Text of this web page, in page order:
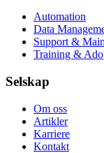
Automation
Data
Support &
Training &
Selskap
Om oss
Artikler
Karriere
Kontakt